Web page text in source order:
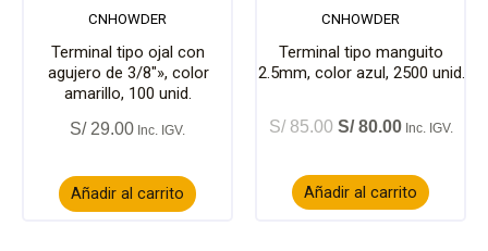
CNHOWDER
Terminal tipo ojal con
agujero de 3/8″», color
amarillo, 100 unid.
S/29.00
Añadir al carrito
CNHOWDER
Terminal tipo manguito
2.5mm, color azul, 2500 unid.
S/85.00 S/80.00
Añadir al carrito